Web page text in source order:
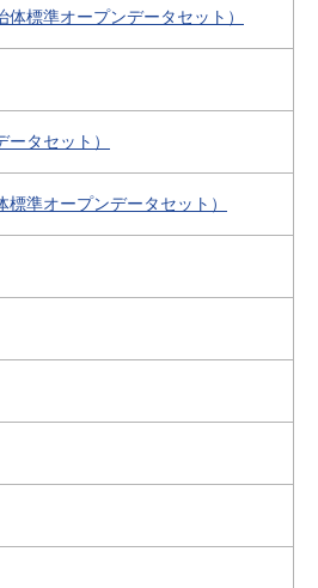
標準オープンデータセット）
タセット）
準オープンデータセット）